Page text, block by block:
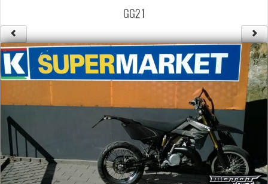
Uudet ajoneuvot
Uudet kuvat
Uudet videot
Uudet kommentit
MYYDÄÄN
Ohjeet
Osat
TIETOPANKKI
TAPAHTUMAT
MP15 kuvia
GG2 1